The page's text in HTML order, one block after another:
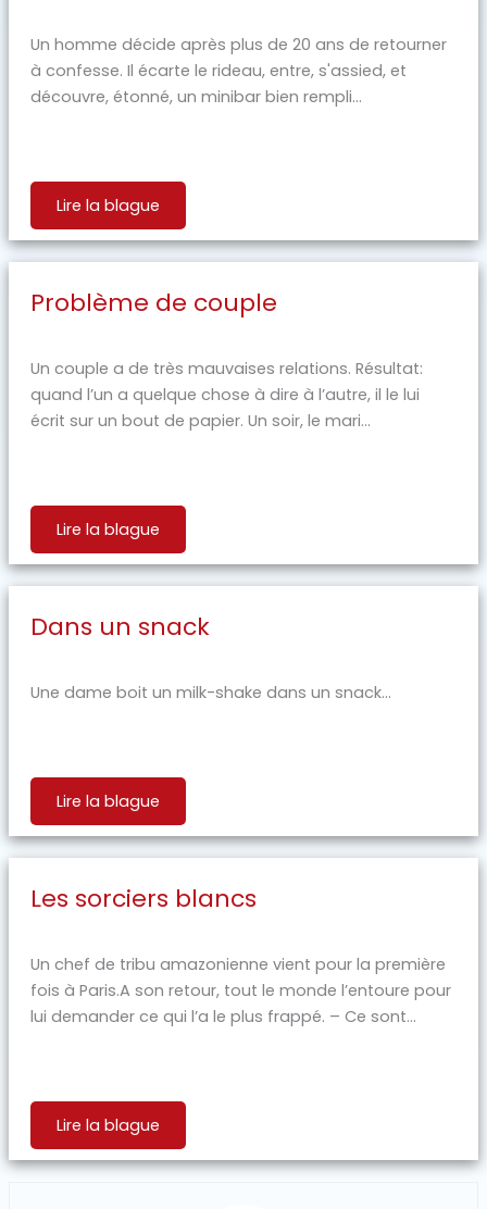
Un homme décide après plus de 20 ans de retourner
à confesse. Il écarte le rideau, entre, s'assied, et
découvre, étonné, un minibar bien rempli...
Lire la blague
Problème de couple
Un couple a de très mauvaises relations. Résultat:
quand l’un a quelque chose à dire à l’autre, il le lui
écrit sur un bout de papier. Un soir, le mari...
Lire la blague
Dans un snack
Une dame boit un milk-shake dans un snack...
Lire la blague
Les sorciers blancs
Un chef de tribu amazonienne vient pour la première
fois à Paris.A son retour, tout le monde l’entoure pour
lui demander ce qui l’a le plus frappé. – Ce sont...
Lire la blague